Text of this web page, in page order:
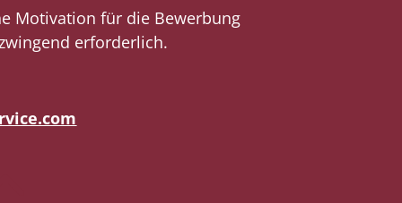
Motivation für die Bewerbung
erforderlich.